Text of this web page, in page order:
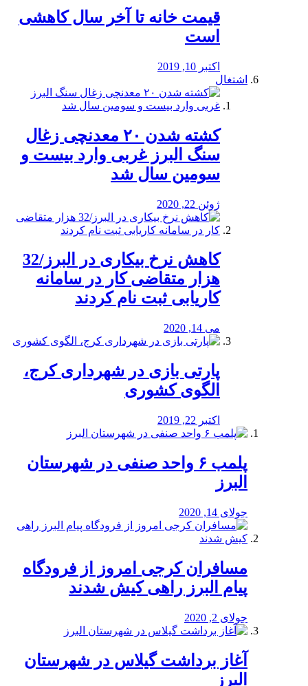
قیمت خانه تا آخر سال کاهشی
است
اکتبر 10, 2019
اشتغال
کشته شدن ۲۰ معدنچی زغال
سنگ البرز غربی وارد بیست و
سومین سال شد
ژوئن 22, 2020
کاهش نرخ بیکاری در البرز/32
هزار متقاضی کار در سامانه
کاریابی ثبت نام کردند
می 14, 2020
پارتی بازی در شهرداری کرج،
الگوی کشوری
اکتبر 22, 2019
پلمب ۶ واحد صنفی در شهرستان
البرز
جولای 14, 2020
مسافران کرجی امروز از فرودگاه
پیام البرز راهی کیش شدند
جولای 2, 2020
آغاز برداشت گیلاس در شهرستان
البرز